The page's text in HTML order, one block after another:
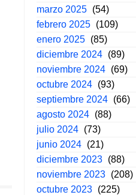
marzo 2025 (54)
febrero 2025 (109)
enero 2025 (85)
diciembre 2024 (89)
noviembre 2024 (69)
octubre 2024 (93)
septiembre 2024 (66)
agosto 2024 (88)
julio 2024 (73)
junio 2024 (21)
diciembre 2023 (88)
noviembre 2023 (208)
octubre 2023 (225)